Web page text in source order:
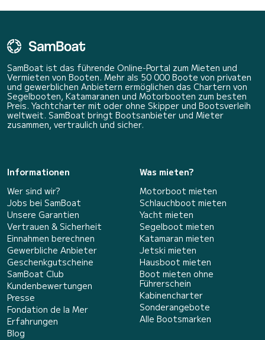
SamBoat ist das führende Online-Portal zum Mieten und
Vermieten von Booten. Mehr als 50 000 Boote von privaten
und gewerblichen Anbietern ermöglichen das Chartern von
Segelbooten, Katamaranen und Motorbooten zum besten
Preis. Yachtcharter mit oder ohne Skipper und Bootsverleih
weltweit. SamBoat bringt Bootsanbieter und Mieter
zusammen, vertraulich und sicher.
Informationen
Wer sind wir?
Jobs bei SamBoat
Unsere Garantien
Vertrauen & Sicherheit
Einnahmen berechnen
Gewerbliche Anbieter
Geschenkgutscheine
SamBoat Club
Kundenbewertungen
Presse
Fondation de la Mer
Erfahrungen
Blog
Was mieten?
Motorboot mieten
Schlauchboot mieten
Yacht mieten
Segelboot mieten
Katamaran mieten
Jetski mieten
Hausboot mieten
Boot mieten ohne
Führerschein
Kabinencharter
Sonderangebote
Alle Bootsmarken